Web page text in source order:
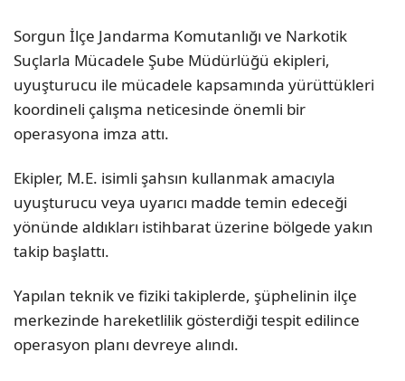
Sorgun İlçe Jandarma Komutanlığı ve Narkotik
Suçlarla Mücadele Şube Müdürlüğü ekipleri,
uyuşturucu ile mücadele kapsamında yürüttükleri
koordineli çalışma neticesinde önemli bir
operasyona imza attı.
Ekipler, M.E. isimli şahsın kullanmak amacıyla
uyuşturucu veya uyarıcı madde temin edeceği
yönünde aldıkları istihbarat üzerine bölgede yakın
takip başlattı.
Yapılan teknik ve fiziki takiplerde, şüphelinin ilçe
merkezinde hareketlilik gösterdiği tespit edilince
operasyon planı devreye alındı.